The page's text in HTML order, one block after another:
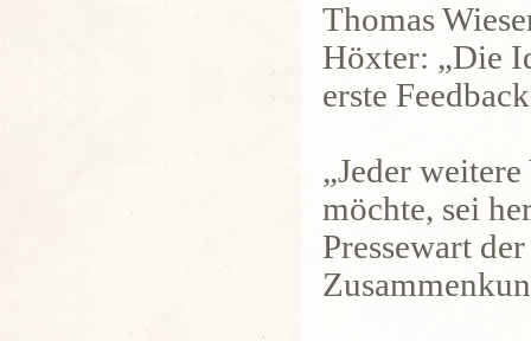
Thomas
Höxter: „Die
erste
„Jeder
möchte, sei
Pressewart